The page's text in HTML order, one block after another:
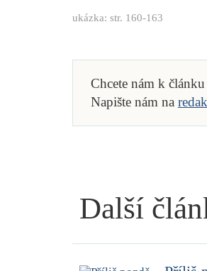
ukázka: str. 160-163
Chcete nám k
Napište nám na
Další